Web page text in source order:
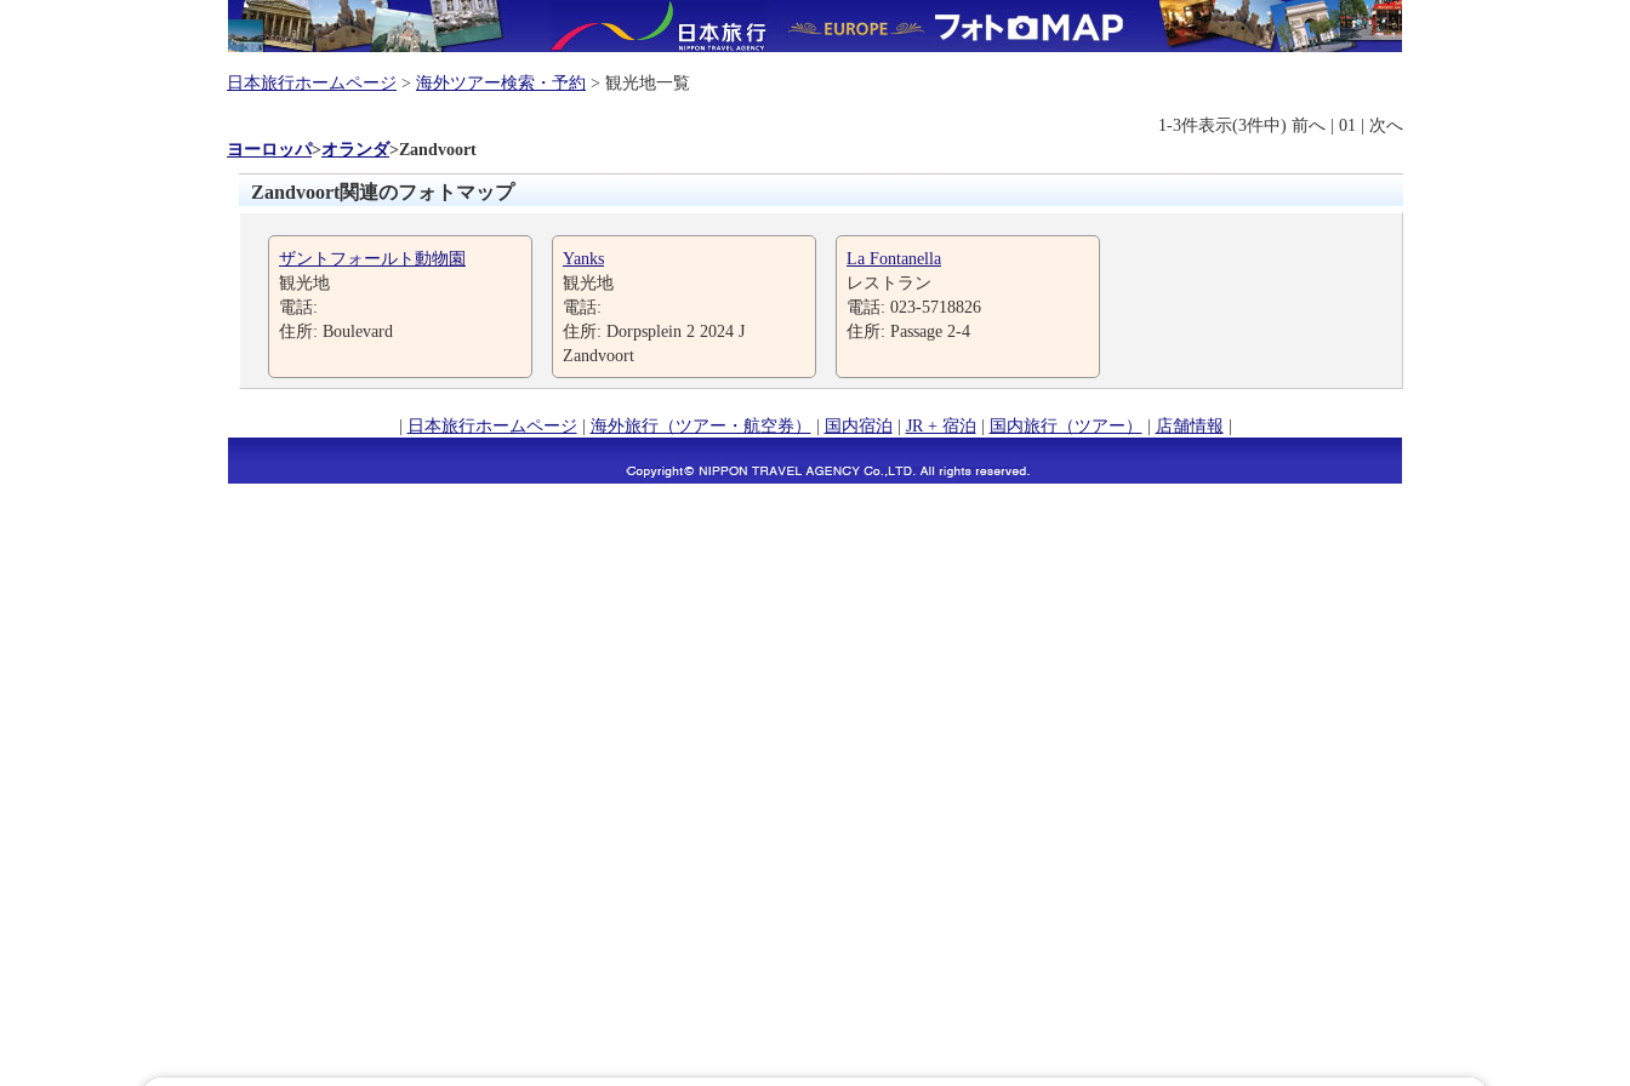
日本旅行ホームページ > 海外ツアー検索・予約 > 観光地一覧
1-3件表示(3件中) 前へ | 01 | 次へ
ヨーロッパ>オランダ>Zandvoort
Zandvoort関連のフォトマップ
ザントフォールト動物園
観光地
電話:
住所: Boulevard
Yanks
観光地
電話:
住所: Dorpsplein 2 2024 J
Zandvoort
La Fontanella
レストラン
電話: 023-5718826
住所: Passage 2-4
| 日本旅行ホームページ | 海外旅行（ツアー・航空券） | 国内宿泊 | JR + 宿泊 | 国内旅行（ツアー） | 店舗情報 |